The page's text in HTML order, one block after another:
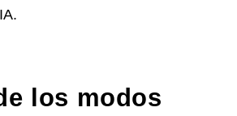
los modos